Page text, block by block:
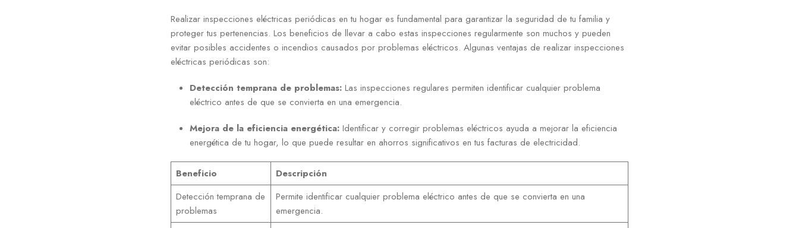
Realizar inspecciones eléctricas periódicas en tu hogar es fundamental para garantizar la seguridad de tu familia y
proteger tus pertenencias. Los beneficios de llevar a cabo estas inspecciones regularmente son muchos y pueden
evitar posibles accidentes o incendios causados por problemas eléctricos. Algunas ventajas de realizar inspecciones
eléctricas periódicas son:
Detección temprana de problemas: Las inspecciones regulares permiten identificar cualquier problema
eléctrico antes de que se convierta en una emergencia.
Mejora de la eficiencia energética: Identificar y corregir problemas eléctricos ayuda a mejorar la eficiencia
energética de tu hogar, lo que puede resultar en ahorros significativos en tus facturas de electricidad.
Beneficio
Descripción
Detección temprana de
problemas
Permite identificar cualquier problema eléctrico antes de que se convierta en una
emergencia.